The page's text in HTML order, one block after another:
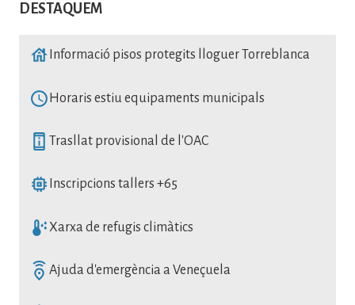
DESTAQUEM
SVG Informació pisos protegits lloguer Torreblanca
SVGHoraris estiu equipaments municipals
SVGTrasllat provisional de l'OAC
SVG Inscripcions tallers +65
SVGXarxa de refugis climàtics
SVGAjuda d'emergència a Veneçuela